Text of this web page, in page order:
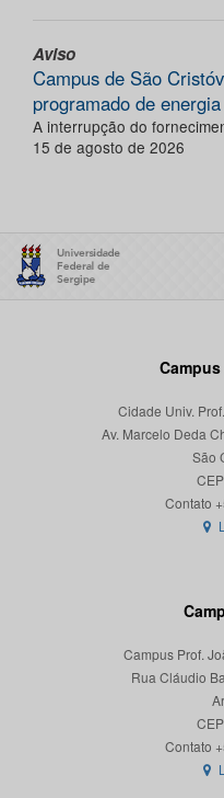
Aviso
Campus de São
programado de
A interrupção do
15 de agosto de 2026
Cidade Univ.
Av. Marcelo Deda
São
Campus Prof.
Rua Cláudio